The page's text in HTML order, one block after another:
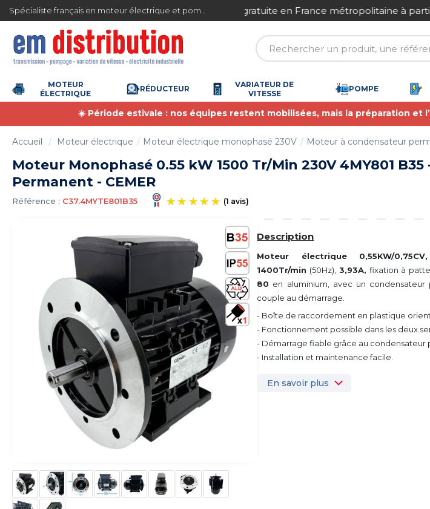
en France métropolitaine à partir de 360 € TTC Paiement sécurisé
MOTEUR
ÉLECTRIQUE
RÉDUCTEUR
VARIATEUR DE
VITESSE
POMPE
☀️ Période estivale : nos équipes restent mobilisées, mais la préparation
Accueil Moteur électrique Moteur électrique monophasé 230V Moteur à condensateur
Moteur Monophasé 0.55 kW 1500 Tr/Min 230V 4MY801
Permanent - CEMER
Référence : C37.4MYTE801B35
(1 avis)
Description
Moteur électrique 0,55KW/
1400Tr/min (50Hz), 3,93A, fixation à
80 en aluminium, avec un
couple au démarrage.
- Boîte de raccordement en plastique
- Fonctionnement possible dans les deux
- Démarrage fiable grâce au condensateur
- Installation et maintenance facile.
En savoir plus
Gestion des cookies